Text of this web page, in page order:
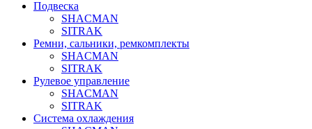
Подвеска
SHACMAN
SITRAK
Ремни, сальники, ремкомплекты
SHACMAN
SITRAK
Рулевое управление
SHACMAN
SITRAK
Система охлаждения